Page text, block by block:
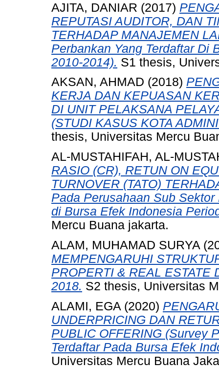
AJITA, DANIAR (2017)
REPUTASI AUDITOR, DAN
TERHADAP MANAJEMEN
Perbankan Yang Terdaftar Di
2010-2014). S1 thesis,
AKSAN, AHMAD (2018)
KERJA DAN KEPUASAN
DI UNIT PELAKSANA
(STUDI KASUS KOTA
thesis, Universitas Mercu
AL-MUSTAHIFAH, AL-
RASIO (CR), RETUN ON
TURNOVER (TATO)
Pada Perusahaan Sub
di Bursa Efek Indonesia
Mercu Buana jakarta.
ALAM, MUHAMAD SURYA
MEMPENGARUHI
PROPERTI & REAL ESTATE
2018. S2 thesis, Universitas
ALAMI, EGA (2020)
UNDERPRICING DAN
PUBLIC OFFERING (Survey
Terdaftar Pada Bursa Efek
Universitas Mercu Buana